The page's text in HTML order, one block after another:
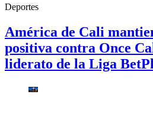
Deportes
América de Cali
positiva contra Once
liderato de la Liga